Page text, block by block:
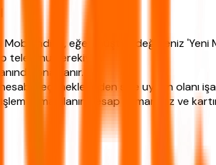
indirin, eğer müşteri değilseniz 'Yeni
telefonu gerekiyor.
onaylanır.
seçeneklerinden size uygun olanı
tamamlanır, hesap numaranız ve